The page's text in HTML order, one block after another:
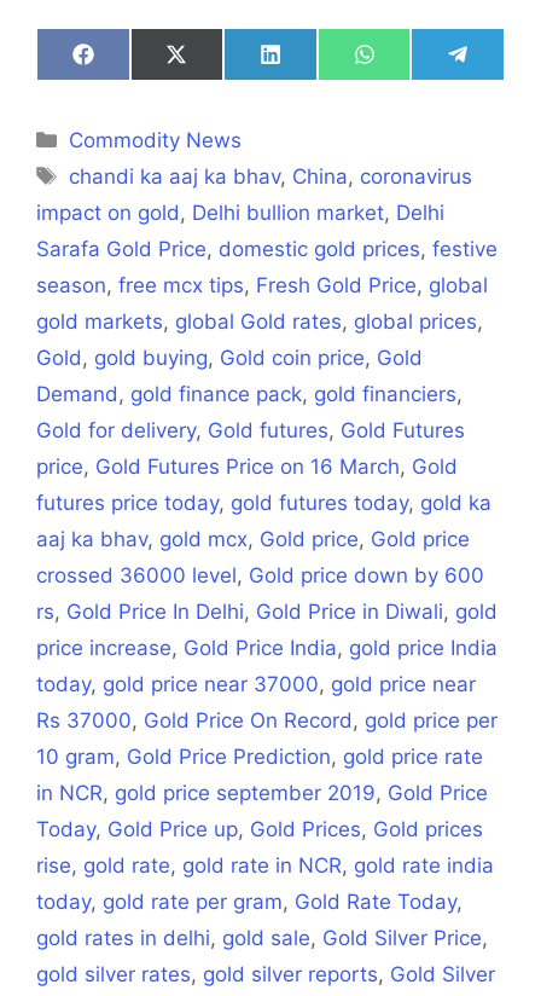
Share
on
Share
on
Share
on
Share
on
Share
on
Categories
Commodity News
Tags
chandi ka aaj ka bhav, China, coronavirus
impact on gold, Delhi bullion market, Delhi
Sarafa Gold Price, domestic gold prices, festive
season, free mcx tips, Fresh Gold Price, global
gold markets, global Gold rates, global prices,
Gold, gold buying, Gold coin price, Gold
Demand, gold finance pack, gold financiers,
Gold for delivery, Gold futures, Gold Futures
price, Gold Futures Price on 16 March, Gold
futures price today, gold futures today, gold ka
aaj ka bhav, gold mcx, Gold price, Gold price
crossed 36000 level, Gold price down by 600
rs, Gold Price In Delhi, Gold Price in Diwali, gold
price increase, Gold Price India, gold price India
today, gold price near 37000, gold price near
Rs 37000, Gold Price On Record, gold price per
10 gram, Gold Price Prediction, gold price rate
in NCR, gold price september 2019, Gold Price
Today, Gold Price up, Gold Prices, Gold prices
rise, gold rate, gold rate in NCR, gold rate india
today, gold rate per gram, Gold Rate Today,
gold rates in delhi, gold sale, Gold Silver Price,
gold silver rates, gold silver reports, Gold Silver